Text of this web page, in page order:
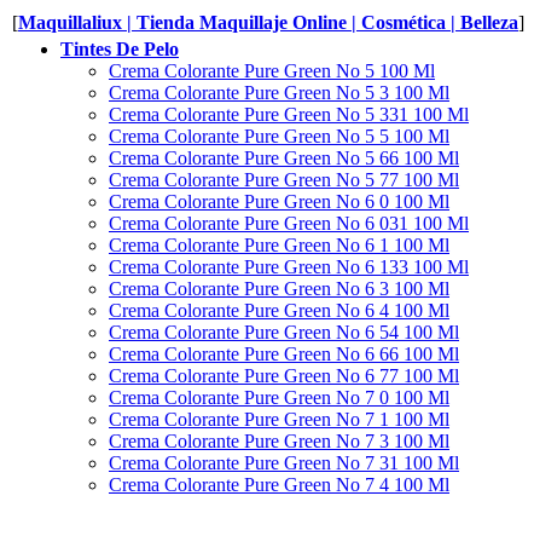
[Maquillaliux | Tienda Maquillaje Online | Cosmética | Belleza]
Tintes De Pelo
Crema Colorante Pure Green No 5 100 Ml
Crema Colorante Pure Green No 5 3 100 Ml
Crema Colorante Pure Green No 5 331 100 Ml
Crema Colorante Pure Green No 5 5 100 Ml
Crema Colorante Pure Green No 5 66 100 Ml
Crema Colorante Pure Green No 5 77 100 Ml
Crema Colorante Pure Green No 6 0 100 Ml
Crema Colorante Pure Green No 6 031 100 Ml
Crema Colorante Pure Green No 6 1 100 Ml
Crema Colorante Pure Green No 6 133 100 Ml
Crema Colorante Pure Green No 6 3 100 Ml
Crema Colorante Pure Green No 6 4 100 Ml
Crema Colorante Pure Green No 6 54 100 Ml
Crema Colorante Pure Green No 6 66 100 Ml
Crema Colorante Pure Green No 6 77 100 Ml
Crema Colorante Pure Green No 7 0 100 Ml
Crema Colorante Pure Green No 7 1 100 Ml
Crema Colorante Pure Green No 7 3 100 Ml
Crema Colorante Pure Green No 7 31 100 Ml
Crema Colorante Pure Green No 7 4 100 Ml